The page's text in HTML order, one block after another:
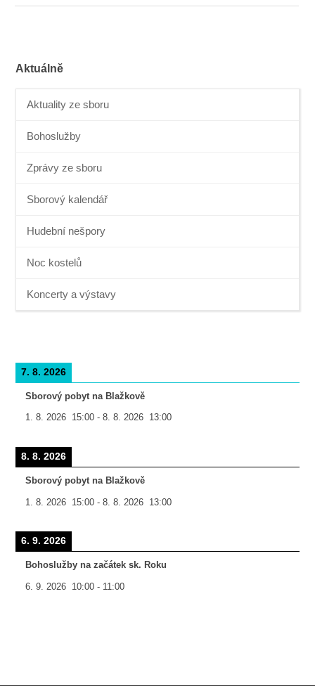
Aktuálně
Aktuality ze sboru
Bohoslužby
Zprávy ze sboru
Sborový kalendář
Hudební nešpory
Noc kostelů
Koncerty a výstavy
7. 8. 2026
Sborový pobyt na Blažkově
1. 8. 2026 15:00 -8. 8. 2026 13:00
8. 8. 2026
Sborový pobyt na Blažkově
1. 8. 2026 15:00 -8. 8. 2026 13:00
6. 9. 2026
Bohoslužby na začátek sk. Roku
6. 9. 2026 10:00 - 11:00